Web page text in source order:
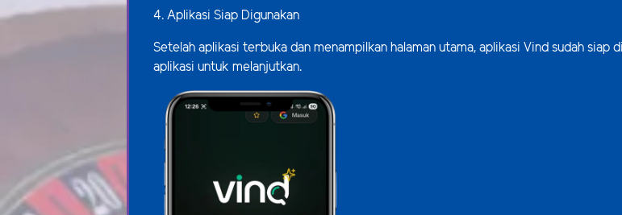
4. Aplikasi Siap Digunakan
Setelah aplikasi terbuka dan menampilkan halaman utama, aplikasi Vind sudah
aplikasi untuk melanjutkan.